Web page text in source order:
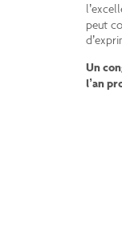
peut
Un
l’an